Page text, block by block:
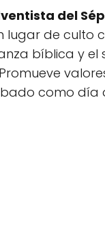
del
lugar de culto
bíblica y el
como día